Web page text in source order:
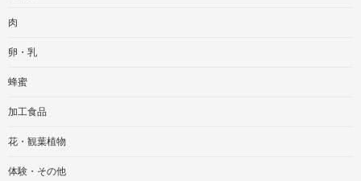
肉
卵・乳
蜂蜜
加工食品
花・観葉植物
体験・その他